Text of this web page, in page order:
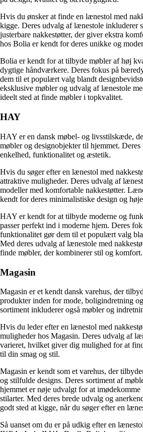
Hvis du ønsker at finde en lænestol med
kigge. Deres udvalg af lænestole inkluderer
justerbare nakkestøtter, der giver ekstra
hos Bolia er kendt for deres unikke og
Bolia er kendt for at tilbyde møbler af høj
dygtige håndværkere. Deres fokus på
dem til et populært valg blandt
eksklusive møbler og udvalg af lænestole
ideelt sted at finde møbler i topkvalitet.
HAY
HAY er en dansk møbel- og livsstilskæde,
møbler og designobjekter til hjemmet.
enkelhed, funktionalitet og æstetik.
Hvis du søger efter en lænestol med
attraktive muligheder. Deres udvalg af
modeller med komfortable nakkestøtter.
kendt for deres minimalistiske design og
HAY er kendt for at tilbyde moderne og
passer perfekt ind i moderne hjem. Deres
funktionalitet gør dem til et populært valg
Med deres udvalg af lænestole med
finde møbler, der kombinerer stil og komfort.
Magasin
Magasin er et kendt dansk varehus, der
produkter inden for mode, boligindretning
sortiment inkluderer også møbler og
Hvis du leder efter en lænestol med
muligheder hos Magasin. Deres udvalg af
varieret, hvilket giver dig mulighed for at
til din smag og stil.
Magasin er kendt som et varehus, der
og stilfulde designs. Deres sortiment af
hjemmet er nøje udvalgt for at
stilarter. Med deres brede udvalg og
godt sted at kigge, når du søger efter en
Så uanset om du er på udkig efter en